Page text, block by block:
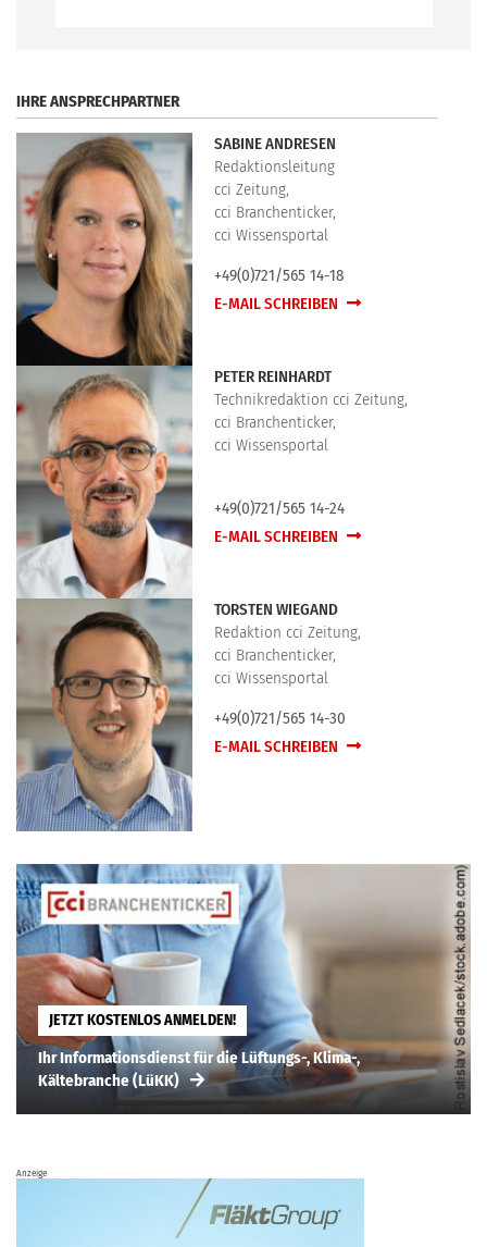
IHRE ANSPRECHPARTNER
SABINE ANDRESEN
Redaktionsleitung
cci Zeitung,
cci Branchenticker,
cci Wissensportal
+49(0)721/565 14-18
E-MAIL SCHREIBEN
PETER REINHARDT
Technikredaktion cci Zeitung,
cci Branchenticker,
cci Wissensportal
+49(0)721/565 14-24
E-MAIL SCHREIBEN
TORSTEN WIEGAND
Redaktion cci Zeitung,
cci Branchenticker,
cci Wissensportal
+49(0)721/565 14-30
E-MAIL SCHREIBEN
JETZT KOSTENLOS ANMELDEN!
Ihr Informationsdienst für die Lüftungs-, Klima-,
Kältebranche (LüKK)
Anzeige